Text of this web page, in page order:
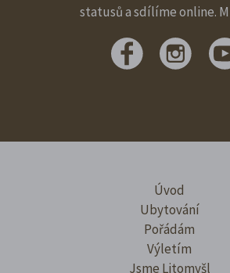
statusů a sdílíme online.
Úvod
Ubytování
Pořádám
Výletím
Jsme Litomyšl